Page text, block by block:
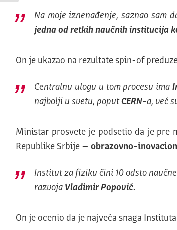
Na moje iznenađenje, saznao sam
jedna od retkih naučnih institucija
On je ukazao na rezultate spin-of
Centralnu ulogu u tom procesu ima
najbolji u svetu, poputCERN-a, već
Ministar prosvete je podsetio da je pre
Republike Srbije – obrazovno-
Institut za fiziku čini 10 odsto
razvoja Vladimir Popović.
On je ocenio da je najveća snaga